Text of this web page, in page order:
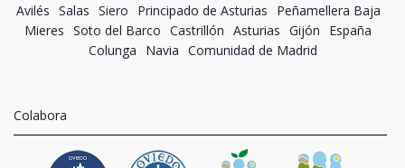
Avilés Salas Siero Principado de Asturias
Peñamellera Baja
Mieres Soto del Barco Castrillón Asturias Gijón
España
Colunga
Navia Comunidad de Madrid
Colabora